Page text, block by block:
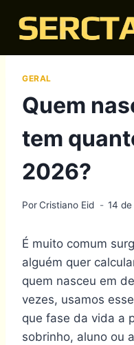
GERAL
Quem
tem
2026?
PorCristiano Eid 14
É muito comum
alguém quer
quem nasceu em
vezes, usamos
que fase da vida a
sobrinho, aluno ou